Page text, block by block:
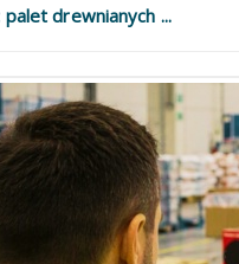
drewnianych ...